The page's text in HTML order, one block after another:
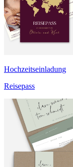
Hochzeitseinladung
Reisepass